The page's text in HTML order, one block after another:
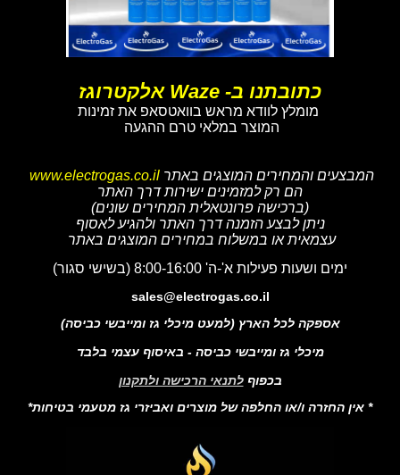
כתובתנו ב- Waze אלקטרוגז
מומלץ לוודא מראש בוואטסאפ את זמינות
המוצר במלאי טרם ההגעה
המבצעים והמחירים המוצגים באתר www.electrogas.co.il
הם רק למזמינים ישירות דרך האתר
(ברכישה פרונטאלית המחירים שונים)
ניתן לבצע הזמנה דרך האתר ולהגיע לאסוף
עצמאית או במשלוח במחירים המוצגים באתר
ימים ושעות פעילות א'-ה' 8:00-16:00 (בשישי סגור)
sales@electrogas.co.il
אספקה לכל הארץ (למעט מיכלי גז ומייבשי כביסה)
מיכלי גז ומייבשי כביסה - באיסוף עצמי בלבד
בכפוף לתנאי הרכישה ולתקנון
* אין החזרה ו/או החלפה של מוצרים ואביזרי גז מטעמי בטיחות*